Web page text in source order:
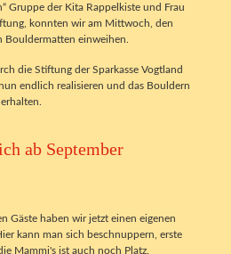
Gruppe der Kita Rappelkiste und Frau
konnten wir am Mittwoch, den
Bouldermatten einweihen.
die Stiftung der Sparkasse Vogtland
endlich realisieren und das Bouldern
ab September
Gäste haben wir jetzt einen eigenen
kann man sich beschnuppern, erste
Mammi's ist auch noch Platz.